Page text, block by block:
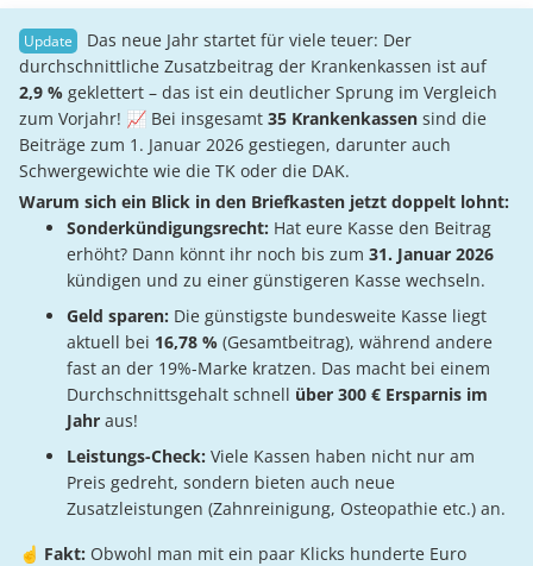
Das neue Jahr startet für viele teuer: Der
durchschnittliche Zusatzbeitrag der Krankenkassen ist auf
2,9 % geklettert – das ist ein deutlicher Sprung im Vergleich
zum Vorjahr! 📈 Bei insgesamt 35 Krankenkassen sind die
Beiträge zum 1. Januar 2026 gestiegen, darunter auch
Schwergewichte wie die TK oder die DAK.
Warum sich ein Blick in den Briefkasten jetzt doppelt lohnt:
Sonderkündigungsrecht: Hat eure Kasse den Beitrag
erhöht? Dann könnt ihr noch bis zum 31. Januar 2026
kündigen und zu einer günstigeren Kasse wechseln.
Geld sparen: Die günstigste bundesweite Kasse liegt
aktuell bei 16,78 % (Gesamtbeitrag), während andere
fast an der 19%-Marke kratzen. Das macht bei einem
Durchschnittsgehalt schnell über 300 € Ersparnis im
Jahr aus!
Leistungs-Check: Viele Kassen haben nicht nur am
Preis gedreht, sondern bieten auch neue
Zusatzleistungen (Zahnreinigung, Osteopathie etc.) an.
☝️ Fakt: Obwohl man mit ein paar Klicks hunderte Euro